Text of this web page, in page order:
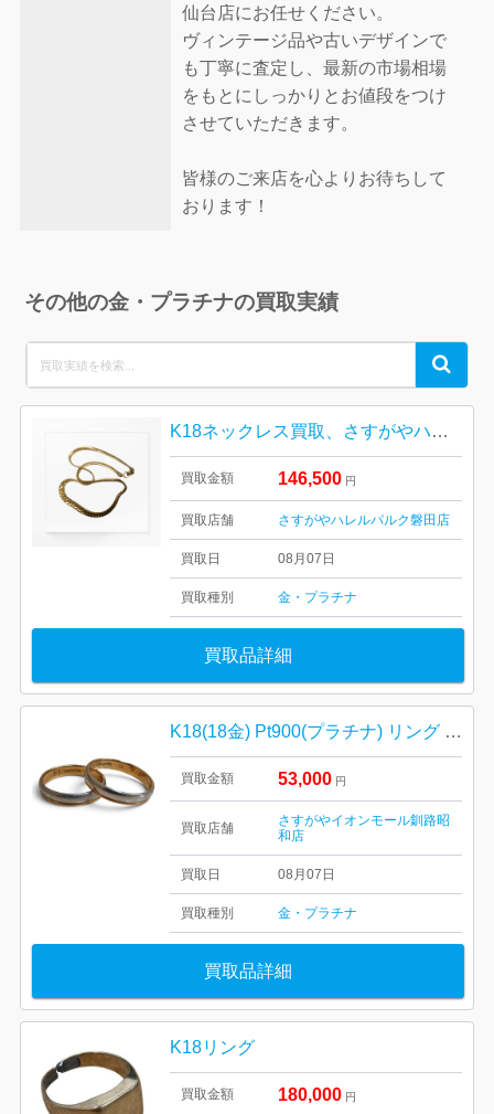
仙台店にお任せください。
ヴィンテージ品や古いデザインで
も丁寧に査定し、最新の市場相場
をもとにしっかりとお値段をつけ
させていただきます。
皆様のご来店を心よりお待ちして
おります！
その他の金・プラチナの買取実績
for:
Search
K18ネックレス買取、さすがやハレルパルク磐田店
買取金額 146,500 円
買取店舗 さすがやハレルパルク磐田店
買取日 08月07日
買取種別 金・プラチナ
買取品詳細
K18(18金) Pt900(プラチナ) リング まとめ
買取金額 53,000 円
買取店舗
さすがやイオンモール釧路昭
和店
買取日 08月07日
買取種別 金・プラチナ
買取品詳細
K18リング
買取金額 180,000 円